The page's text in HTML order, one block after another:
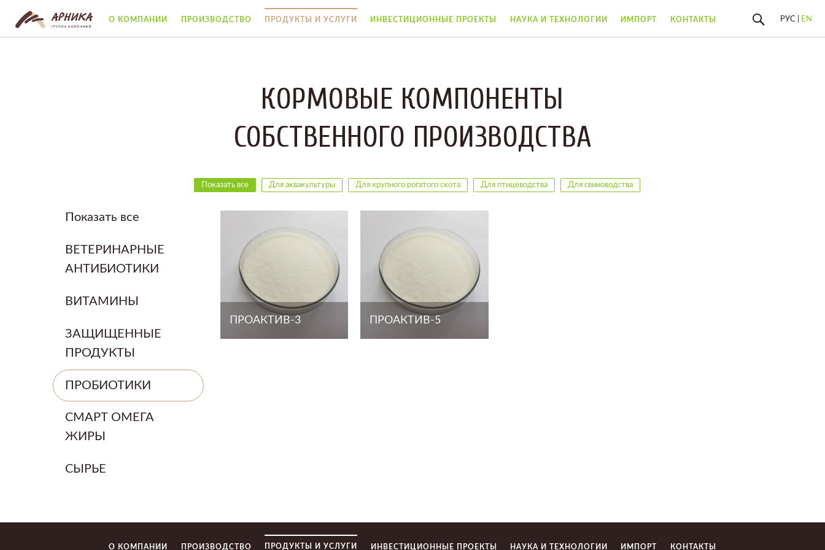
О КОМПАНИИ ПРОИЗВОДСТВО ПРОДУКТЫ И УСЛУГИ ИНВЕСТИЦИОННЫЕ ПРОЕКТЫ НАУКА И ТЕХНОЛОГИИ ИМПОРТ КОНТАКТЫ РУС | EN
КОРМОВЫЕ КОМПОНЕНТЫ
СОБСТВЕННОГО ПРОИЗВОДСТВА
Показать все Для аквакультуры Для крупного рогатого скота Для птицеводства Для свиноводства
Показать все
ВЕТЕРИНАРНЫЕ
АНТИБИОТИКИ
ВИТАМИНЫ
ЗАЩИЩЕННЫЕ
ПРОДУКТЫ
ПРОБИОТИКИ
СМАРТ ОМЕГА
ЖИРЫ
СЫРЬЕ
ПРОАКТИВ-3 ПРОАКТИВ-5
О КОМПАНИИ ПРОИЗВОДСТВО ПРОДУКТЫ И УСЛУГИ ИНВЕСТИЦИОННЫЕ ПРОЕКТЫ НАУКА И ТЕХНОЛОГИИ ИМПОРТ КОНТАКТЫ